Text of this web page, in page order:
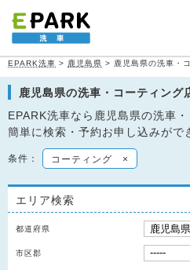
EPARK洗車 > 鹿児島県 > 鹿児島県の洗車・
鹿児島県の洗車・コーティング
EPARK洗車なら鹿児島県の洗車
簡単に検索・予約お申し込みがで
条件： コーティング ×
エリア検索
都道府県
市区郡